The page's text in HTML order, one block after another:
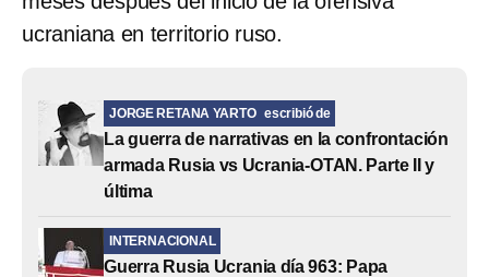
ucraniana en territorio ruso.
JORGE RETANA YARTO escribió de
La guerra de narrativas en la confrontación
armada Rusia vs Ucrania-OTAN. Parte II y
última
INTERNACIONAL
Guerra Rusia Ucrania día 963: Papa